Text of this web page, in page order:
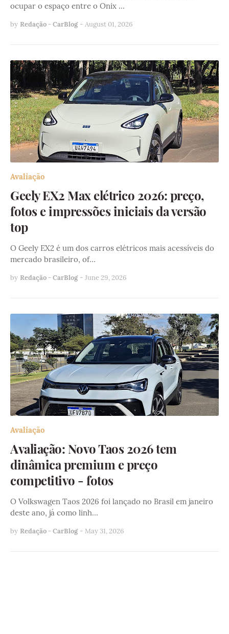
ocupar o espaço entre o Onix …
by Redação - CarBlog - August 01, 2026
Avaliação
Geely EX2 Max elétrico 2026: preço,
fotos e impressões iniciais da versão
top
O Geely EX2 é um dos carros elétricos mais acessíveis do
mercado brasileiro, of…
by Redação - CarBlog - June 29, 2026
Avaliação
Avaliação: Novo Taos 2026 tem
dinâmica premium e preço
competitivo - fotos
O Volkswagen Taos 2026 foi lançado no Brasil em janeiro
deste ano, já como linh…
by Redação - CarBlog - May 31, 2026